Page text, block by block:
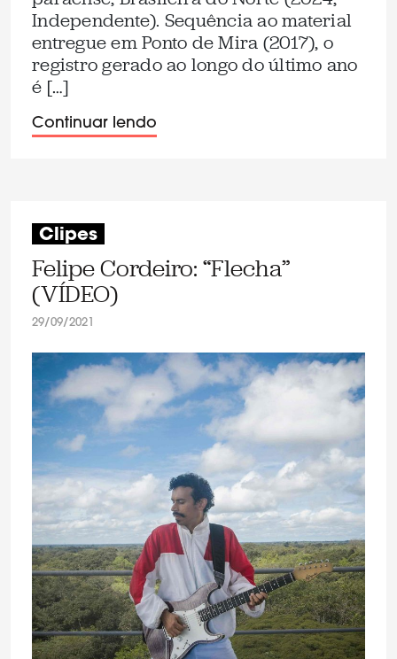
Independente). Sequência ao material
entregue em Ponto de Mira (2017), o
registro gerado ao longo do último ano
é […]
Continuar lendo
Clipes
Felipe Cordeiro: “Flecha”
(VÍDEO)
29/09/2021